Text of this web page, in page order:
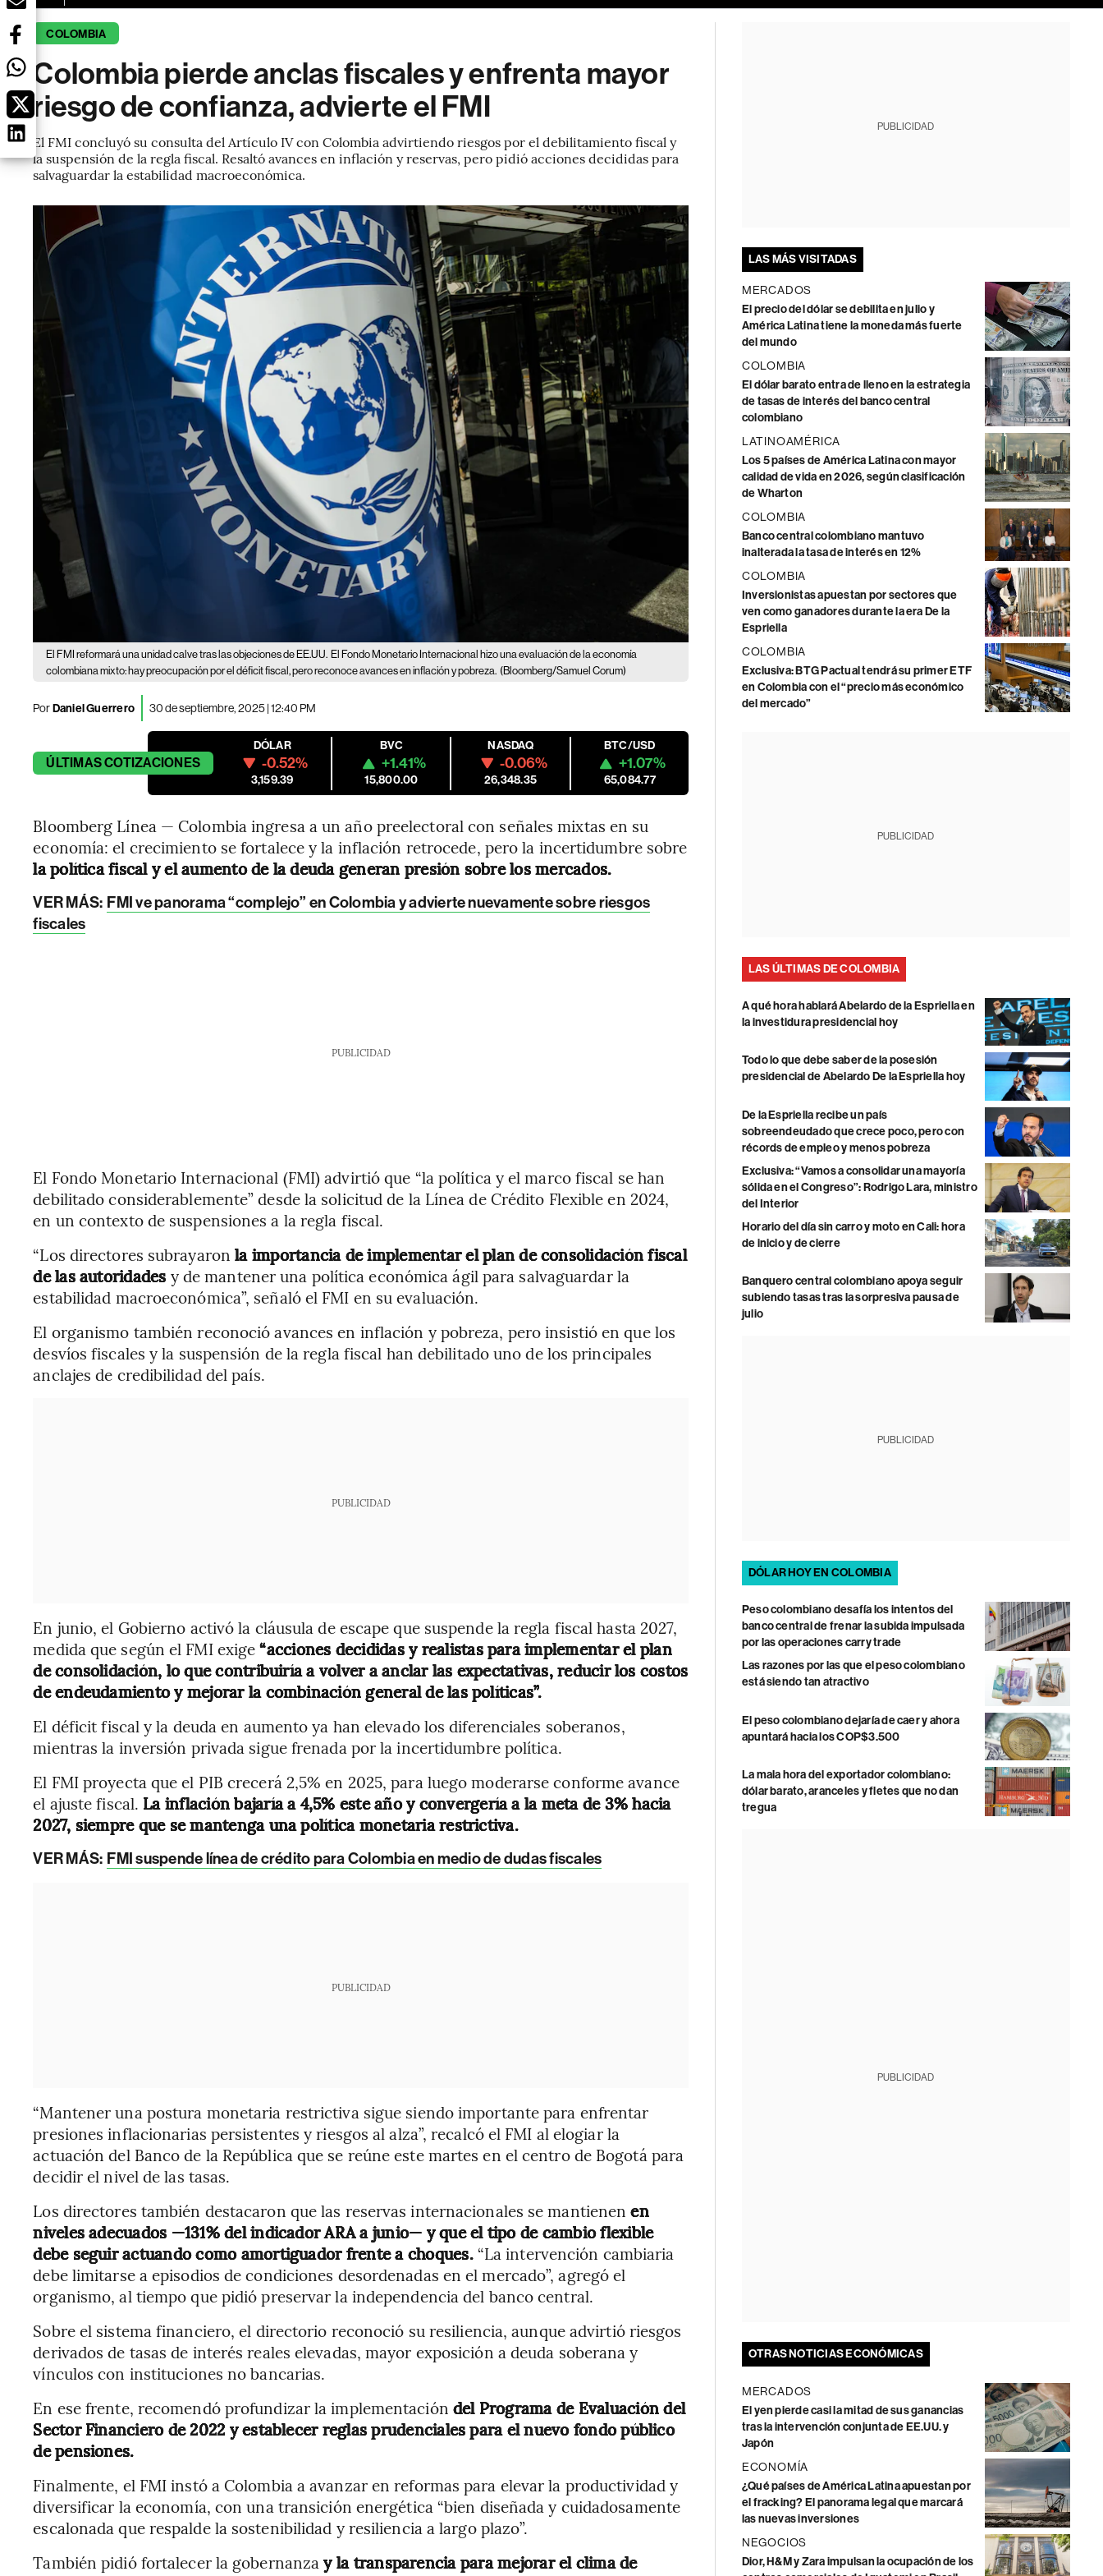
COLOMBIA
Colombia pierde anclas fiscales y enfrenta mayor
riesgo de confianza, advierte el FMI
El FMI concluyó su consulta del Artículo IV con Colombia advirtiendo riesgos por el debilitamiento fiscal y
la suspensión de la regla fiscal. Resaltó avances en inflación y reservas, pero pidió acciones decididas para
salvaguardar la estabilidad macroeconómica.
El FMI reformará una unidad calve tras las objeciones de EE.UU. El Fondo Monetario Internacional hizo una evaluación de la economía
colombiana mixto: hay preocupación por el déficit fiscal, pero reconoce avances en inflación y pobreza. (Bloomberg/Samuel Corum)
PorDaniel Guerrero 30 de septiembre, 2025 | 12:40 PM
ÚLTIMASCOTIZACIONES
DÓLAR
-0.52%
3,159.39
BVC
+1.41%
15,800.00
NASDAQ
-0.06%
26,348.35
BTC/USD
+1.07%
65,084.77
Bloomberg Línea — Colombia ingresa a un año preelectoral con señales mixtas en su
economía: el crecimiento se fortalece y la inflación retrocede, pero la incertidumbre sobre
la política fiscal y el aumento de la deuda generan presión sobre los mercados.
VER MÁS: FMI ve panorama “complejo” en Colombia y advierte nuevamente sobre riesgos
fiscales
PUBLICIDAD
El Fondo Monetario Internacional (FMI) advirtió que “la política y el marco fiscal se han
debilitado considerablemente” desde la solicitud de la Línea de Crédito Flexible en 2024,
en un contexto de suspensiones a la regla fiscal.
“Los directores subrayaron la importancia de implementar el plan de consolidación fiscal
de las autoridades y de mantener una política económica ágil para salvaguardar la
estabilidad macroeconómica”, señaló el FMI en su evaluación.
El organismo también reconoció avances en inflación y pobreza, pero insistió en que los
desvíos fiscales y la suspensión de la regla fiscal han debilitado uno de los principales
anclajes de credibilidad del país.
PUBLICIDAD
En junio, el Gobierno activó la cláusula de escape que suspende la regla fiscal hasta 2027,
medida que según el FMI exige“acciones decididas y realistas para implementar el plan
de consolidación, lo que contribuiría a volver a anclar las expectativas, reducir los costos
de endeudamiento y mejorar la combinación general de las políticas”.
El déficit fiscal y la deuda en aumento ya han elevado los diferenciales soberanos,
mientras la inversión privada sigue frenada por la incertidumbre política.
El FMI proyecta que el PIB crecerá 2,5% en 2025, para luego moderarse conforme avance
el ajuste fiscal. La inflación bajaría a 4,5% este año y convergería a la meta de 3% hacia
2027, siempre que se mantenga una política monetaria restrictiva.
VER MÁS: FMI suspende línea de crédito para Colombia en medio de dudas fiscales
PUBLICIDAD
“Mantener una postura monetaria restrictiva sigue siendo importante para enfrentar
presiones inflacionarias persistentes y riesgos al alza”, recalcó el FMI al elogiar la
actuación del Banco de la República que se reúne este martes en el centro de Bogotá para
decidir el nivel de las tasas.
Los directores también destacaron que las reservas internacionales se mantienenen
niveles adecuados —131% del indicador ARA a junio— y que el tipo de cambio flexible
debe seguir actuando como amortiguador frente a choques.“La intervención cambiaria
debe limitarse a episodios de condiciones desordenadas en el mercado”, agregó el
organismo, al tiempo que pidió preservar la independencia del banco central.
Sobre el sistema financiero, el directorio reconoció su resiliencia, aunque advirtió riesgos
derivados de tasas de interés reales elevadas, mayor exposición a deuda soberana y
vínculos con instituciones no bancarias.
En ese frente, recomendó profundizar la implementación del Programa de Evaluación del
Sector Financiero de 2022 y establecer reglas prudenciales para el nuevo fondo público
de pensiones.
Finalmente, el FMI instó a Colombia a avanzar en reformas para elevar la productividad y
diversificar la economía, con una transición energética “bien diseñada y cuidadosamente
escalonada que respalde la sostenibilidad y resiliencia a largo plazo”.
También pidió fortalecer la gobernanza y la transparencia para mejorar el clima de
PUBLICIDAD
LAS MÁS VISITADAS
MERCADOS
El precio del dólar se debilita en julio y
América Latina tiene la moneda más fuerte
del mundo
COLOMBIA
El dólar barato entra de lleno en la estrategia
de tasas de interés del banco central
colombiano
LATINOAMÉRICA
Los 5 países de América Latina con mayor
calidad de vida en 2026, según clasificación
de Wharton
COLOMBIA
Banco central colombiano mantuvo
inalterada la tasa de interés en 12%
COLOMBIA
Inversionistas apuestan por sectores que
ven como ganadores durante la era De la
Espriella
COLOMBIA
Exclusiva: BTG Pactual tendrá su primer ETF
en Colombia con el “precio más económico
del mercado”
PUBLICIDAD
LAS ÚLTIMAS DE COLOMBIA
A qué hora hablará Abelardo de la Espriella en
la investidura presidencial hoy
Todo lo que debe saber de la posesión
presidencial de Abelardo De la Espriella hoy
De la Espriella recibe un país
sobreendeudado que crece poco, pero con
récords de empleo y menos pobreza
Exclusiva: “Vamos a consolidar una mayoría
sólida en el Congreso”: Rodrigo Lara, ministro
del Interior
Horario del día sin carro y moto en Cali: hora
de inicio y de cierre
Banquero central colombiano apoya seguir
subiendo tasas tras la sorpresiva pausa de
julio
PUBLICIDAD
DÓLAR HOY EN COLOMBIA
Peso colombiano desafía los intentos del
banco central de frenar la subida impulsada
por las operaciones carry trade
Las razones por las que el peso colombiano
está siendo tan atractivo
El peso colombiano dejaría de caer y ahora
apuntará hacia los COP$3.500
La mala hora del exportador colombiano:
dólar barato, aranceles y fletes que no dan
tregua
PUBLICIDAD
OTRAS NOTICIAS ECONÓMICAS
MERCADOS
El yen pierde casi la mitad de sus ganancias
tras la intervención conjunta de EE.UU. y
Japón
ECONOMÍA
¿Qué países de América Latina apuestan por
el fracking? El panorama legal que marcará
las nuevas inversiones
NEGOCIOS
Dior, H&M y Zara impulsan la ocupación de los